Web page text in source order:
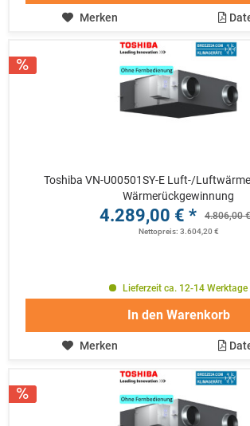
Merken
Toshiba VN-U00501SY-E Luft-/
Wärmerückgewinnung
4.289,00 € * 4.806,00
Nettopreis: 3.604,20 €
Lieferzeit ca. 12-14 Werktage
In den Warenkorb
Merken